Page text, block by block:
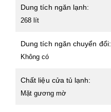
Dung tích ngăn lạnh:
268 lít
Dung tích ngăn chuyển đổi:
Không có
Chất liệu cửa tủ lạnh:
Mặt gương mờ